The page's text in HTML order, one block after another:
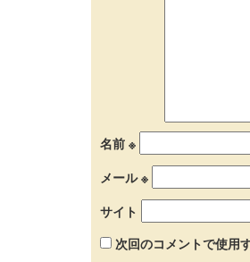
名前 ※
メール※
サイト
次回のコメントで使用